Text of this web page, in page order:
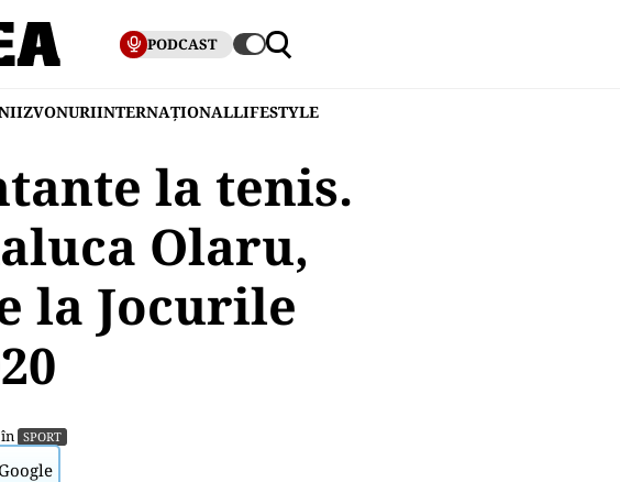
PODCAST
ZVONURIINTERNAȚIONALLIFESTYLE
la tenis.
Olaru,
la Jocurile
SPORT